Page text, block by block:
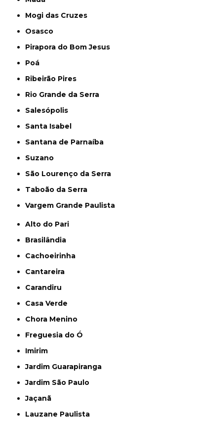
Mogi das Cruzes
Osasco
Pirapora do Bom Jesus
Poá
Ribeirão Pires
Rio Grande da Serra
Salesópolis
Santa Isabel
Santana de Parnaíba
Suzano
São Lourenço da Serra
Taboão da Serra
Vargem Grande Paulista
Alto do Pari
Brasilândia
Cachoeirinha
Cantareira
Carandiru
Casa Verde
Chora Menino
Freguesia do Ó
Imirim
Jardim Guarapiranga
Jardim São Paulo
Jaçanã
Lauzane Paulista